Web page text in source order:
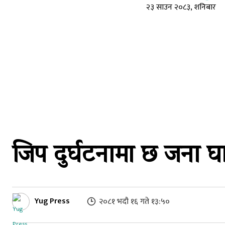
२३ साउन २०८३, शनिबार
जिप दुर्घटनामा छ जना
Yug Press २०८१ भदौ १६ गते १३:५०